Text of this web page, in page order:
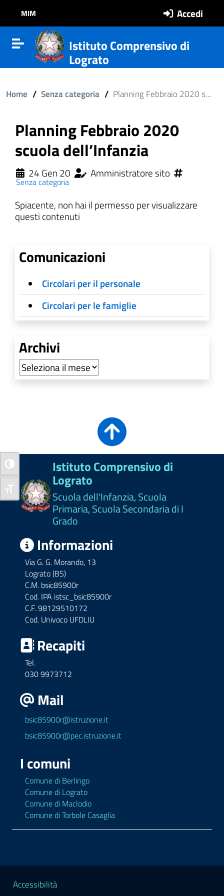
Attiva/disattiva alto contrasto
Attiva/disattiva dimensione testo
MIM Accedi
Attiva disattiva la navigazione
del sito
Istituto Comprensivo di
Lograto
Home / Senza categoria / Planning Febbraio 2020 scuola dell’Infanzia
Planning Febbraio 2020
scuola dell’Infanzia
24 Gen 20 Amministratore sito
Senza categoria
Spiacente, non hai il permesso per visualizzare
questi contenuti
Comunicazioni
Circolari per il personale
Circolari per le famiglie
Archivi
Archivi
Istituto Comprensivo di
Lograto
Scuola dell'Infanzia, Scuola
Primaria, Scuola Secondaria di I
Grado
Informazioni
Via G. G. Morando, 13
Lograto (BS)
C.M. bsic85900r
Cod. IPA istsc_bsic85900r
C.F. 98129510172
Cod. Univoco UFDLIU
Recapiti
Tel.
030 9973712
Mail
bsic85900r@istruzione.it
bsic85900r@pec.istruzione.it
I comuni
Comune di Berlingo
Comune di Lograto
Comune di Maclodio
Comune di Torbole Casaglia
Sezione Legale
Accessibilità